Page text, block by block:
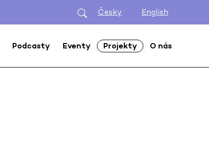
Česky English
Podcasty Eventy Projekty O nás